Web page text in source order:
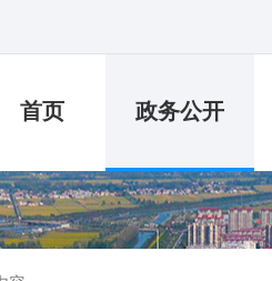
首页 政务公开